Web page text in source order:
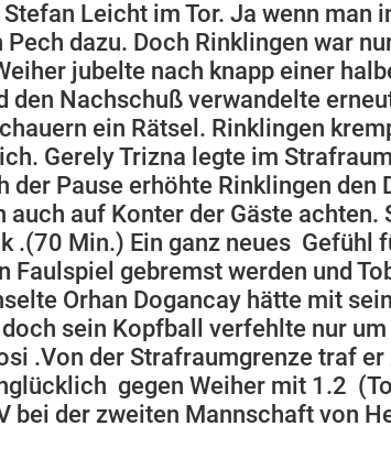
Leicht im Tor. Ja wenn man
dazu. Doch Rinklingen war
jubelte nach knapp einer
den Nachschuß verwandelte
ein Rätsel. Rinklingen
Gerely Trizna legte im
Pause erhöhte Rinklingen
auch auf Konter der Gäste
.(70 Min.) Ein ganz neues Gefühl
Faulspiel gebremst werden und
Orhan Dogancay hätte mit
sein Kopfball verfehlte nur
.Von der Strafraumgrenze traf
gegen Weiher mit 1.2
bei der zweiten Mannschaft von